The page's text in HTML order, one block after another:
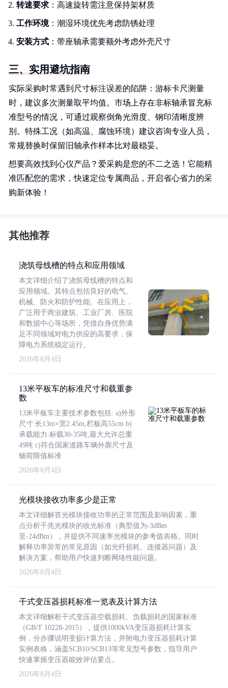
转速要求 ：高速旋转需注意保持架材质
工作环境：潮湿环境优先考虑防锈处理
安装方式 ：带座轴承需要额外考虑外壳尺寸
三、实用避坑指南
实际采购时常遇到尺寸标注误差的陷阱：游标卡尺测量
时，建议多次测量取平均值。市场上存在非标轴承冒充标
准型号的情况，可通过观察倒角光滑度、钢印清晰度辨
别。特殊工况（如高温、腐蚀环境）建议咨询专业人员，
常规替换时保留旧轴承作样本比对最稳妥。
想要高效找到心仪产品？爱采购是您的不二之选！它能精
准匹配您的需求，快速定位专属商品，开启省心省力的采
购新体验！
其他推荐
浇筑母线槽的特点和应用领域
本文详细介绍了浇筑母线槽的特点和
应用领域。其特点包括良好的电气、
机械、防火和防护性能。在应用上，
广泛用于商业建筑、工业厂房、医院
和数据中心等场所，凭借自身优势满
足不同领域对电力供应的高要求，保
障电力系统稳定运行。
2026年8月4日
13米平板车的标准尺寸和载重参
数
13米平板车主要技术参数包括: a)外形
尺寸:长13m×宽2.45m,栏板高55cm b)
承载能力:标载30-35吨,最大允许总重
49吨 c)符合国家道路车辆外廓尺寸及
轴荷限值标准
2026年8月4日
光模块接收功率多少是正常
本文详细解答光模块接收功率的正常范围及影响因素，重
点分析千兆光模块的收光标准（典型值为-3dBm
至-24dBm），并提供不同速率光模块的参考值表格。同时
解释功率异常的常见原因（如光纤损耗、连接器问题）及
解决方案，帮助用户快速判断网络性能问题。
2026年8月4日
干式变压器损耗标准一览表及计算方法
本文详细解析干式变压器空载损耗、负载损耗的国家标准
（GB/T 10228-2015），提供1000kVA变压器损耗计算实
例，分步骤说明变损计算方法，并附电力变压器损耗计算
实例表格，涵盖SCB10/SCB13等常见型号参数，指导用户
快速掌握变压器能效评估要点。
2026年8月4日